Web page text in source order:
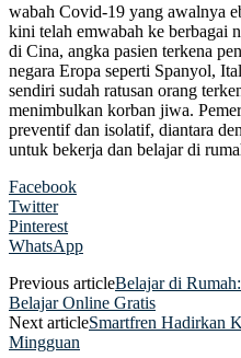
wabah Covid-19 yang awalnya
kini telah emwabah ke berbagai
di Cina, angka pasien terkena
negara Eropa seperti Spanyol,
sendiri sudah ratusan orang
menimbulkan korban jiwa.
preventif dan isolatif, diantara
untuk bekerja dan belajar di
Facebook
Twitter
Pinterest
WhatsApp
Previous articleBelajar di
Belajar Online Gratis
Next articleSmartfren Hadirkan
Mingguan